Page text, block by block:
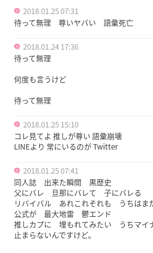
2018.01.25 07:31
待って無理 尊いヤバい 語彙死亡
2018.01.24 17:36
待って無理
何度も言うけど
待って無理
2018.01.25 15:10
コレ見てよ 推しが尊い 語彙崩壊
LINEより 常にいるのが Twitter
2018.01.25 07:41
同人誌 出来た瞬間 黒歴史
父にバレ 旦那にバレて 子にバレる
リバイバル あれこれそれも うちはま
公式が 最大地雷 鬱エンド
推しカプに 埋もれてみたい うちマイ
止まらないんですけど。